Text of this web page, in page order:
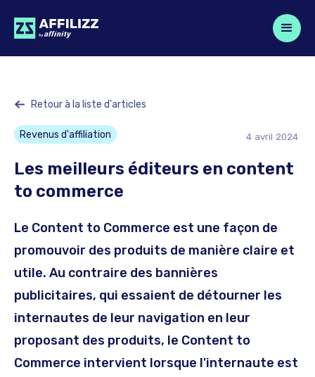
Retour à la liste d'articles
Revenus d'affiliation 4 avril 2024
Les meilleurs éditeurs en content
to commerce
Le Content to Commerce est une façon de
promouvoir des produits de manière claire et
utile. Au contraire des bannières
publicitaires, qui essaient de détourner les
internautes de leur navigation en leur
proposant des produits, le Content to
Commerce intervient lorsque l'internaute est